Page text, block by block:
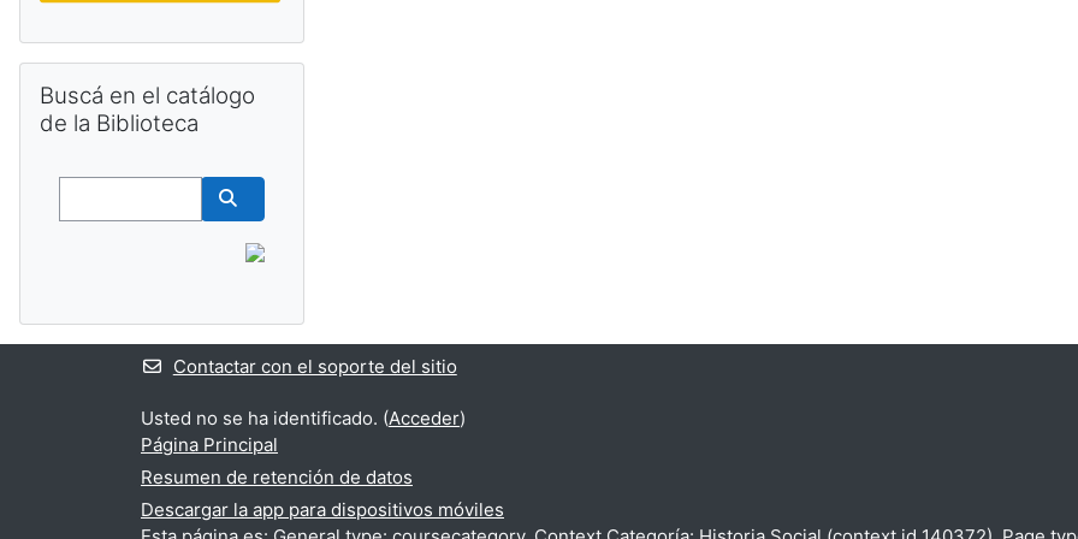
Buscá en el catálogo
de la Biblioteca
Buscar
Buscar cursos
Contactar con el soporte del sitio
Usted no se ha identificado. (Acceder)
Página Principal
Resumen de retención de datos
Descargar la app para dispositivos móviles